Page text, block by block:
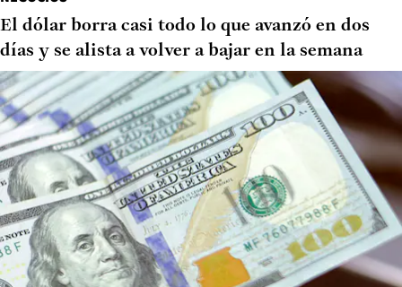
El dólar borra casi todo lo que avanzó en dos
días y se alista a volver a bajar en la semana